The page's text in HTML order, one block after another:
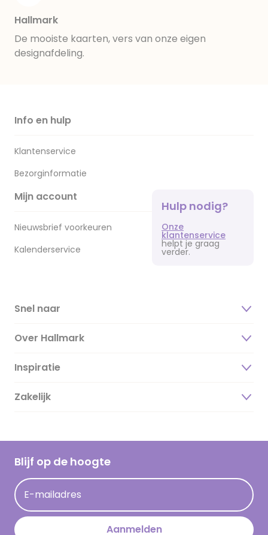
Hallmark
De mooiste kaarten, vers van onze eigen
designafdeling.
Info en hulp
Klantenservice
Bezorginformatie
Mijn account
Nieuwsbrief voorkeuren
Kalenderservice
Hulp nodig?
Onze
klantenservice
helpt je graag
verder.
Snel naar
Over Hallmark
Over ons
Duurzaamheid
Hallmark Kaartclub
Acties
Persberichten
Hallmark en Kinderpostzegels
Inspiratie
Magazine
Cadeau inspiratie
Kaartinspiratie
Zakelijk
Blijf op de hoogte
E-mailadres
Aanmelden